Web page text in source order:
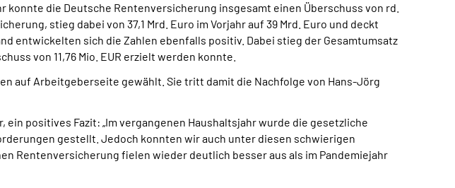
die Deutsche Rentenversicherung insgesamt einen Überschuss von rd.
stieg dabei von 37,1 Mrd. Euro im Vorjahr auf 39 Mrd. Euro und deckt
entwickelten sich die Zahlen ebenfalls positiv. Dabei stieg der Gesamtumsatz
von 11,76 Mio. EUR erzielt werden konnte.
auf Arbeitgeberseite gewählt. Sie tritt damit die Nachfolge von Hans-Jörg
positives Fazit: „Im vergangenen Haushaltsjahr wurde die gesetzliche
gestellt. Jedoch konnten wir auch unter diesen schwierigen
Rentenversicherung fielen wieder deutlich besser aus als im Pandemiejahr